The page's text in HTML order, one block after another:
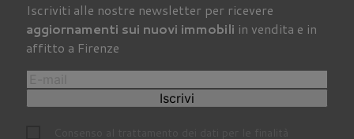
Iscriviti alle nostre newsletter per ricevere
aggiornamenti sui nuovi immobili in vendita e in
affitto a Firenze
Iscrivi